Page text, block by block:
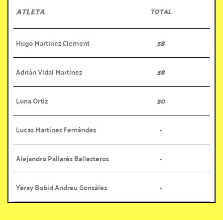
ATLETA TOTAL
Hugo Martínez Clement 58
Adrián Vidal Martínez 58
Luna Ortiz 50
Lucas Martínez Fernández -
Alejandro Pallarés Ballesteros -
Yeray Bobid Andreu González -